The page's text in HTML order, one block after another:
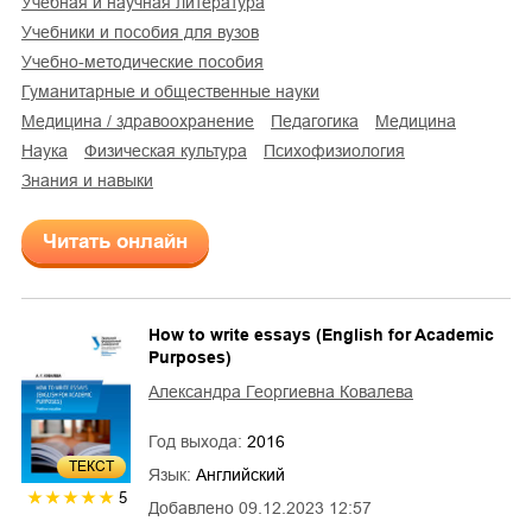
учебники и пособия для вузов
учебно-методические пособия
гуманитарные и общественные науки
медицина / здравоохранение
педагогика
медицина
наука
физическая культура
психофизиология
знания и навыки
Читать онлайн
ТЕКСТ
5
Добавлено 09.12.2023 12:57
How to write essays (English for Academic
Purposes)
Александра Георгиевна Ковалева
Год выхода: 2016
Язык: Английский